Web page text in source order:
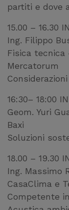
partiti e dove
15.00 – 16.30
Ing. Filippo
Fisica tecnica
Mercatorum
16:30– 18:00
Geom. Yuri
Baxi
Soluzioni
18.00 – 19.30
Ing. Massimo
CasaClima e
Competente